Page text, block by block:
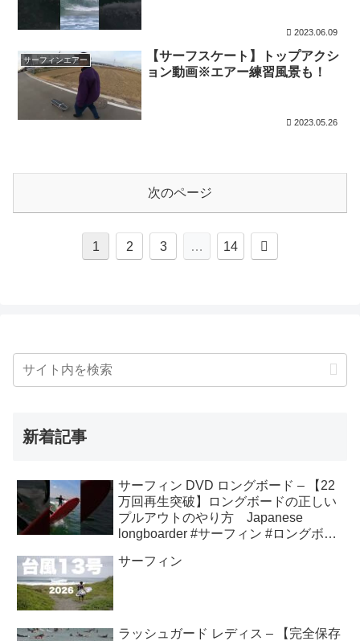
2023.06.09
サーフィンエアー
【サーフスケート】トップアクシ
ョン動画※エアー練習風景も！
2023.05.26
次のページ
1 2 3 … 14
次
新着記事
サーフィン DVD ロングボード – 【22
万回再生突破】ロングボードの正しい
プルアウトのやり方 Japanese
longboarder #サーフィン #ロングボー
サーフィン
ラッシュガード レディス – 【完全保存